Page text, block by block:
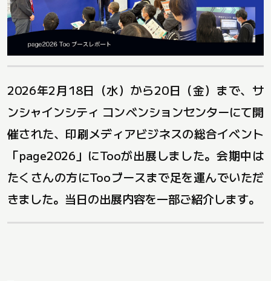
2026年2月18日（水）から20日（金）まで、サ
ンシャインシティ コンベンションセンターにて開
催された、印刷メディアビジネスの総合イベント
「page2026」にTooが出展しました。会期中は
たくさんの方にTooブースまで足を運んでいただ
きました。当日の出展内容を一部ご紹介します。